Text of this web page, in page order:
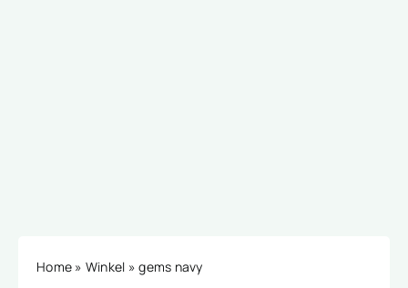
Home » Winkel »gems navy